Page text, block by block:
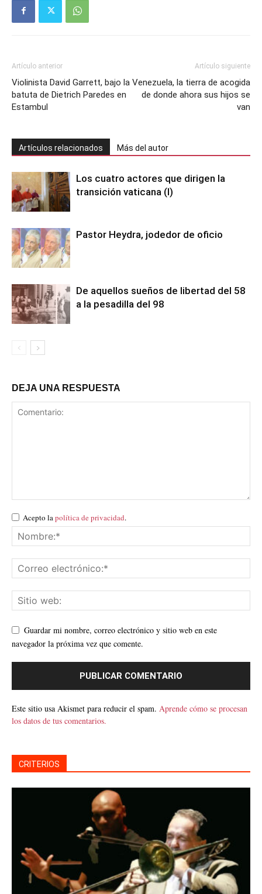
Artículo anterior
Violinista David Garrett, bajo la
batuta de Dietrich Paredes en
Estambul
Artículo siguiente
Venezuela, la tierra de acogida
de donde ahora sus hijos se
van
Artículos relacionados Más del autor
Los cuatro actores que dirigen la
transición vaticana (I)
Pastor Heydra, jodedor de oficio
De aquellos sueños de libertad del 58
a la pesadilla del 98
DEJA UNA RESPUESTA
Acepto la política de privacidad.
Guardar mi nombre, correo electrónico y sitio web en este
navegador la próxima vez que comente.
Este sitio usa Akismet para reducir el spam. Aprende cómo se procesan
los datos de tus comentarios.
CRITERIOS